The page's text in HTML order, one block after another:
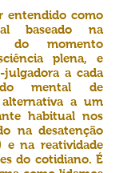
entendido como
baseado na
do momento
plena, e
a cada
mental de
a um
habitual nos
na desatenção
e na reatividade
do cotidiano. É